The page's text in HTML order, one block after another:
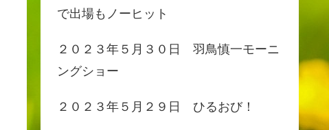
で出場もノーヒット
２０２３年５月３０日 羽鳥慎一モーニ
ングショー
２０２３年５月２９日 ひるおび！